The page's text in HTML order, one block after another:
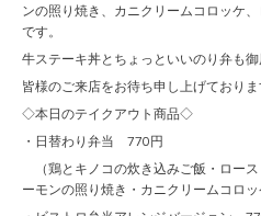
ンの照り焼き、カニクリームコロッケ
です。
牛ステーキ丼とちょっといいのり弁も御
皆様のご来店をお待ち申し上げておりま
◇本日のテイクアウト商品◇
・日替わり弁当 770円
（鶏とキノコの炊き込みご飯・ロー
ーモンの照り焼き・カニクリームコロッ